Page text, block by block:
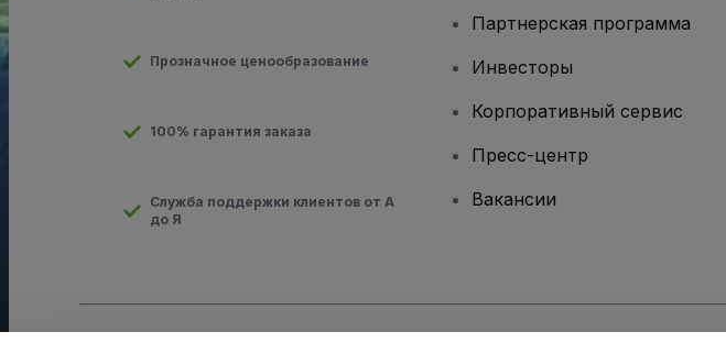
Прозначное ценообразование
100% гарантия заказа
Служба поддержки клиентов от А
до Я
Партнерская программа
Инвесторы
Корпоративный сервис
Пресс-центр
Вакансии